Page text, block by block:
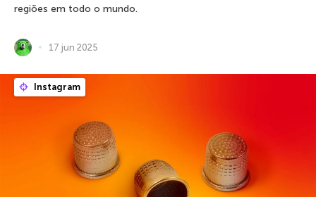
regiões em todo o mundo.
17 jun 2025
Instagram